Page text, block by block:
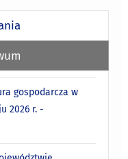
gospodarcza w
2026 r. -